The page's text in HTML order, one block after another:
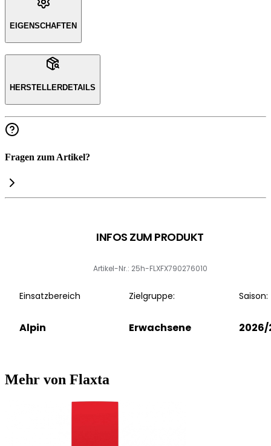
EIGENSCHAFTEN
HERSTELLERDETAILS
Fragen zum Artikel?
INFOS ZUM PRODUKT
Artikel-Nr.: 25h-FLXFX790276010
Einsatzbereich
Alpin
Zielgruppe:
Erwachsene
Saison:
2026/
Mehr von Flaxta